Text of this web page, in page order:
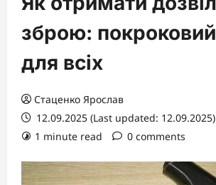
зброю:
для всіх
Стаценко Ярослав
12.09.2025 (Last updated: 12.09.2025)
1 minute read
0 comments